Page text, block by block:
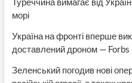
морі
Україна на фронті вперше
доставлений дроном — Forbs
Зеленський погодив нові